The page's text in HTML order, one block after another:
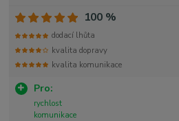
Pro:
rychlost
komunikace
100 %
dodací lhůta
kvalita dopravy
kvalita komunikace